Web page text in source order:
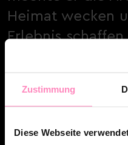
Zustimmung
Diese Webseite
Heimat wecken
Erlebnis